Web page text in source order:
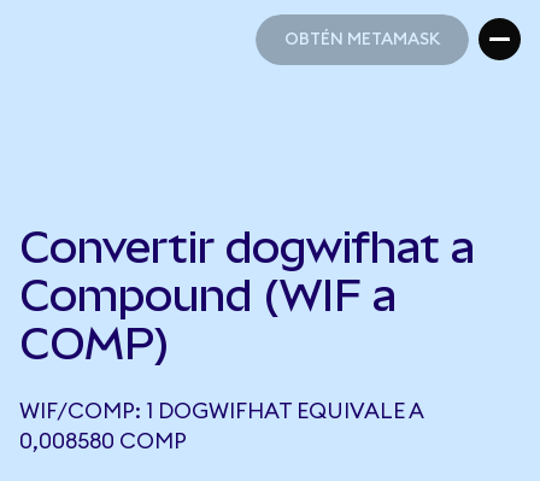
OBTÉN METAMASK
Convertir dogwifhat a
Compound (WIF a
COMP)
WIF/COMP: 1 DOGWIFHAT EQUIVALE A
0,008580 COMP